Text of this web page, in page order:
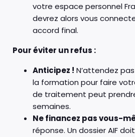
votre espace personnel
devrez alors vous
accord final.
Pour éviter un refus :
Anticipez ! N’attendez
la formation pour faire
de traitement peut
semaines.
Ne financez pas vous-
réponse. Un dossier AIF